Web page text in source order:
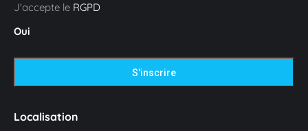
J'accepte le RGPD
Oui
Localisation